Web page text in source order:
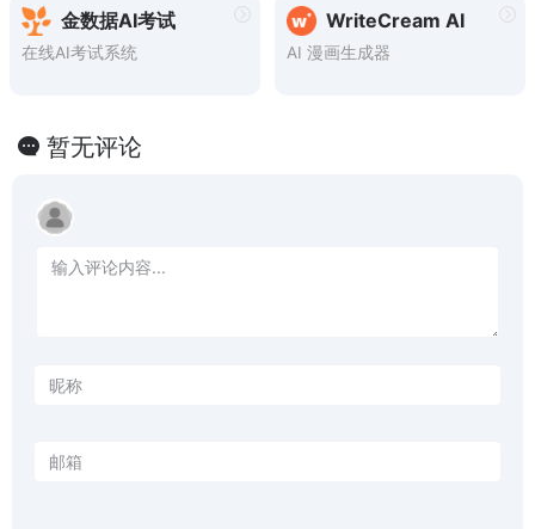
然语言处理技术，为用户提供
高效、智能的论文写作支持。
金数据AI考试
在线AI考试系统
WriteCream AI
AI 漫画生成器
暂无评论